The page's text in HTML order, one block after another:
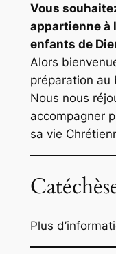
Vous
appartienne à
enfants de
Alors
préparation au
Nous nous
accompagner
sa vie
Plus